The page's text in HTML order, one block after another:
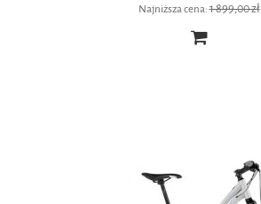
Najniższa cena:1 899,00 zł